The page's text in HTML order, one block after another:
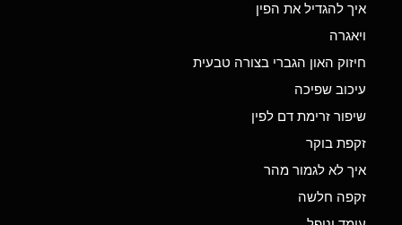
איך להגדיל את הפין
ויאגרה
חיזוק האון הגברי בצורה טבעית
עיכוב שפיכה
שיפור זרימת דם לפין
זקפת בוקר
איך לא לגמור מהר
זקפה חלשה